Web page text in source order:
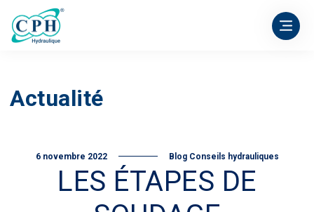
Actualité
6 novembre 2022 Blog Conseils hydrauliques
LES ÉTAPES DE